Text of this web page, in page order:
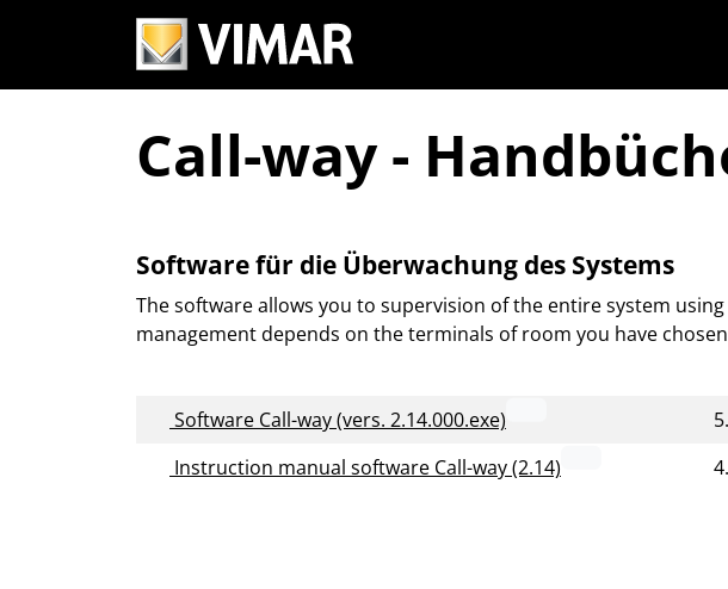
Call-way -
Software für die Überwachung des Systems
The software allows you to supervision of the entire system
management depends on the terminals of room you have
Software Call-way (vers. 2.14.000.exe)
Instruction manual software Call-way (2.14)